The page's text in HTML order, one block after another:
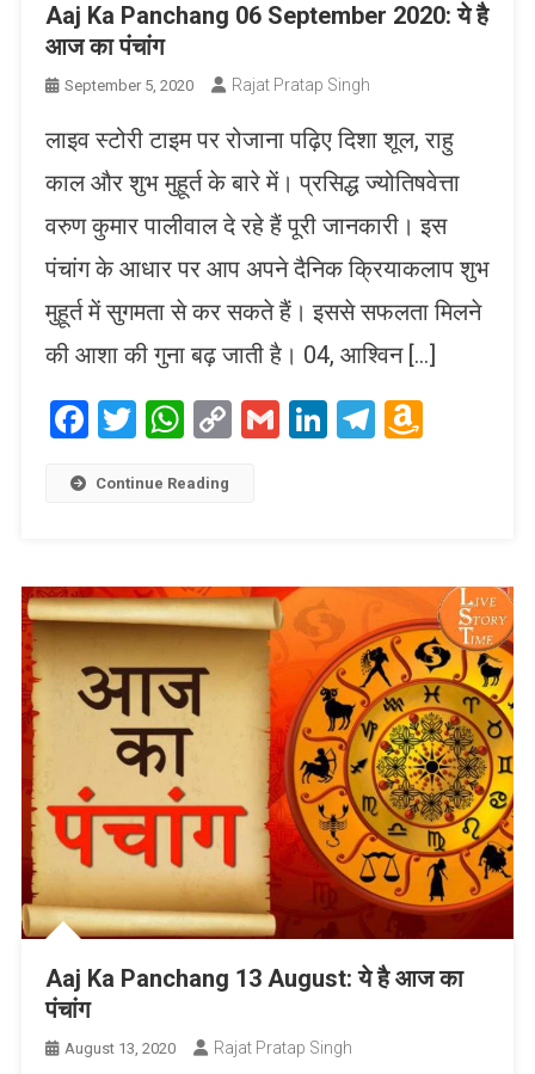
Aaj Ka Panchang 06 September 2020: ये है
आज का पंचांग
September 5, 2020 Rajat Pratap Singh
लाइव स्टोरी टाइम पर रोजाना पढ़िए दिशा शूल, राहु
काल और शुभ मुहूर्त के बारे में। प्रसिद्ध ज्योतिषवेत्ता
वरुण कुमार पालीवाल दे रहे हैं पूरी जानकारी। इस
पंचांग के आधार पर आप अपने दैनिक क्रियाकलाप शुभ
मुहूर्त में सुगमता से कर सकते हैं। इससे सफलता मिलने
की आशा की गुना बढ़ जाती है। 04, आश्विन […]
Facebook
TwitterWhatsApp
CopyGmailLinkedIn
Telegram
Continue Reading
Aaj Ka Panchang 13 August: ये है आज का
पंचांग
August 13, 2020 Rajat Pratap Singh